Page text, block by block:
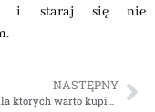
i staraj się nie
NASTĘPNY